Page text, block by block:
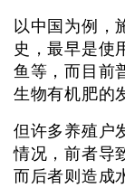
以中国为例，
史，最早是使
鱼等，而目前
生物有机肥的
但许多养殖户
情况，前者导
而后者则造成